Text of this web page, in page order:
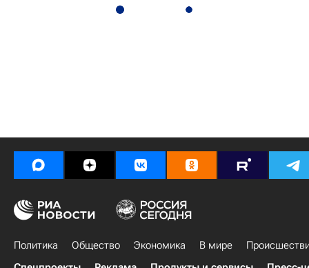
Политика Общество Экономика В мире